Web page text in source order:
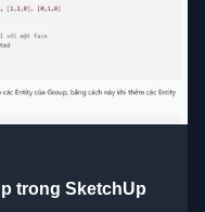
trong SketchUp